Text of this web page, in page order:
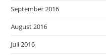
September 2016
August 2016
Juli 2016